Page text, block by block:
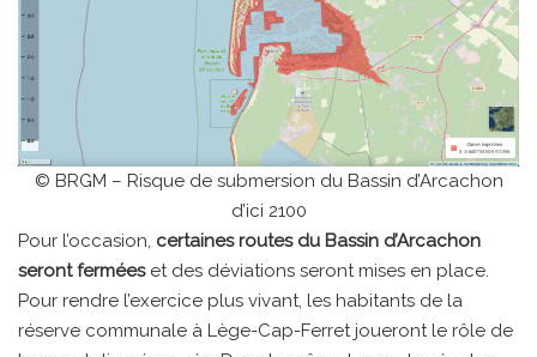
© BRGM – Risque de submersion du Bassin d’Arcachon
d’ici 2100
Pour l’occasion, certaines routes du Bassin d’Arcachon
seront ferméeset des déviations seront mises en place.
Pour rendre l’exercice plus vivant, les habitants de la
réserve communale à Lège-Cap-Ferret joueront le rôle de